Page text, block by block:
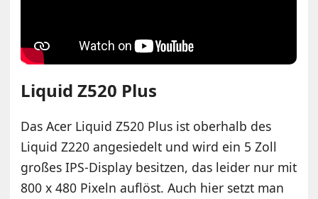
Liquid Z520 Plus
Das Acer Liquid Z520 Plus ist oberhalb des
Liquid Z220 angesiedelt und wird ein 5 Zoll
großes IPS-Display besitzen, das leider nur mit
800 x 480 Pixeln auflöst. Auch hier setzt man